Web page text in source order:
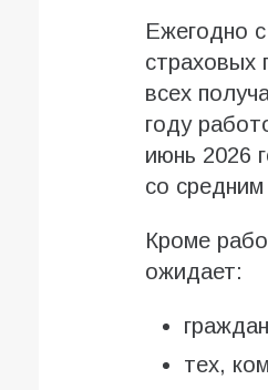
Ежегодно
страховых
всех
году
июнь 2026
со
Кроме
ожидает:
тех,